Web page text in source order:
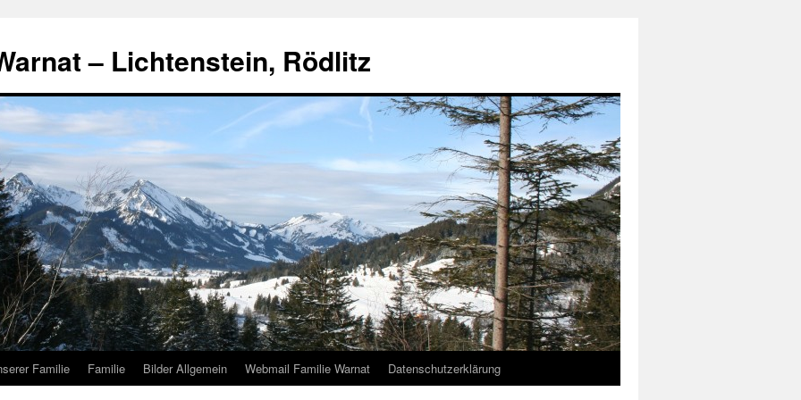
– Lichtenstein, Rödlitz
Familie Familie Bilder Allgemein Webmail Familie Warnat Datenschutzerklärung